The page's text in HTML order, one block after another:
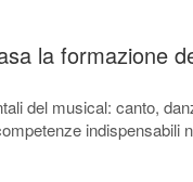
la formazione
del musical: canto,
indispensabili